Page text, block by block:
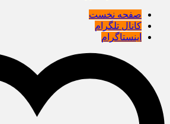
صفحه نخست
کانال تلگرام
اینستاگرام